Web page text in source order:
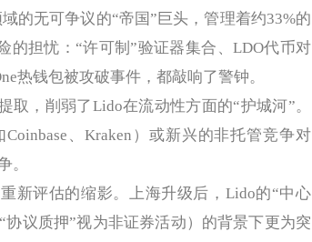
无可争议的“帝国”巨头，管理着约33%的
的担忧：“许可制”验证器集合、LDO代币对
热钱包被攻破事件，都敲响了警钟。
，削弱了Lido在流动性方面的“护城河”。
、Kraken）或新兴的非托管竞争对
。
评估的缩影。上海升级后，Lido的“中心
议质押”视为非证券活动）的背景下更为突